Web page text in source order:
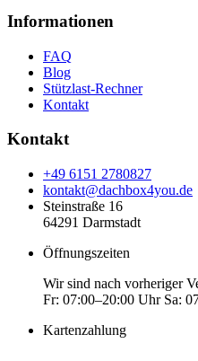
Informationen
FAQ
Blog
Stützlast-Rechner
Kontakt
Kontakt
+49 6151 2780827
kontakt@dachbox4you.de
Steinstraße 16
64291 Darmstadt
Öffnungszeiten
Wir sind nach vorheriger
Fr: 07:00–20:00 Uhr Sa:
Kartenzahlung